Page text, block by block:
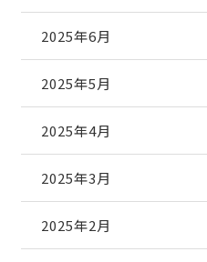
2025年6月
2025年5月
2025年4月
2025年3月
2025年2月